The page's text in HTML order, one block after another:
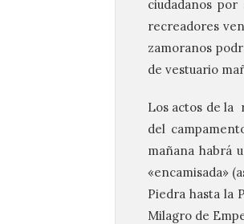
ciudadanos
recreadores
zamoranos
de vestuario
Los actos de la
del
mañana habrá
«encamisada»
Piedra hasta la
Milagro de